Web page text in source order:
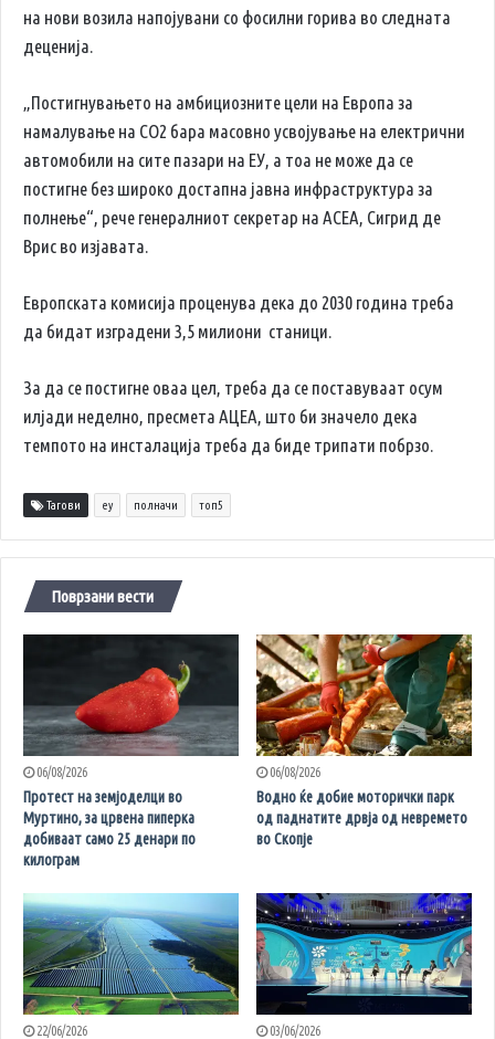
на нови возила напојувани со фосилни горива во следната
деценија.
„Постигнувањето на амбициозните цели на Европа за
намалување на CO2 бара масовно усвојување на електрични
автомобили на сите пазари на ЕУ, а тоа не може да се
постигне без широко достапна јавна инфраструктура за
полнење“, рече генералниот секретар на ACEA, Сигрид де
Врис во изјавата.
Европската комисија проценува дека до 2030 година треба
да бидат изградени 3,5 милиони станици.
За да се постигне оваа цел, треба да се поставуваат осум
илјади неделно, пресмета АЦЕА, што би значело дека
темпото на инсталација треба да биде трипати побрзо.
Тагови еу полначи топ5
Поврзани вести
06/08/2026
Протест на земјоделци во
Муртино, за црвена пиперка
добиваат само 25 денари по
килограм
06/08/2026
Водно ќе добие моторички парк
од паднатите дрвја од невремето
во Скопје
22/06/2026 03/06/2026